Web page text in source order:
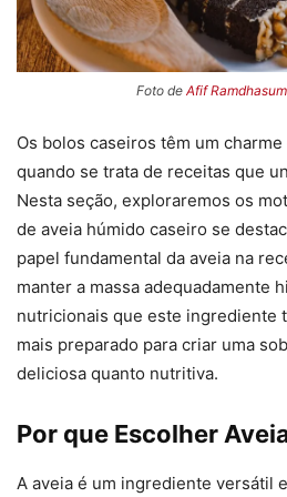
Foto de Afif
Os bolos caseiros têm um
quando se trata de receitas que
Nesta seção, exploraremos os
de aveia húmido caseiro se
papel fundamental da aveia na
manter a massa adequadamente
nutricionais que este ingrediente
mais preparado para criar uma
deliciosa quanto nutritiva.
Por que Escolher
A aveia é um ingrediente versátil